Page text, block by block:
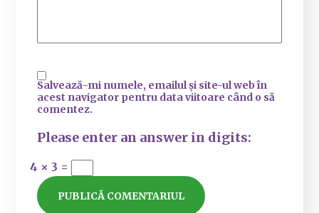
Salvează-mi numele, emailul și site-ul web în
acest navigator pentru data viitoare când o să
comentez.
Please enter an answer in digits:
4 × 3 =